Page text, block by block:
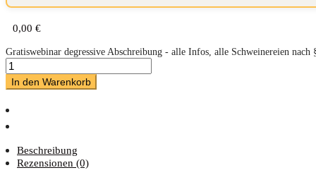
0,00 €
Gratiswebinar degressive Abschreibung - alle Infos, alle Schweinereien nach
In den Warenkorb
Beschreibung
Rezensionen (0)